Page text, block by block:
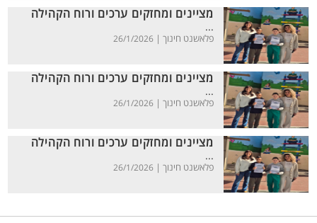
מציינים ומחזקים ערכים ורוח הקהילה
...
פלאשנט חינוך | 26/1/2026
מציינים ומחזקים ערכים ורוח הקהילה
...
פלאשנט חינוך | 26/1/2026
מציינים ומחזקים ערכים ורוח הקהילה
...
פלאשנט חינוך | 26/1/2026